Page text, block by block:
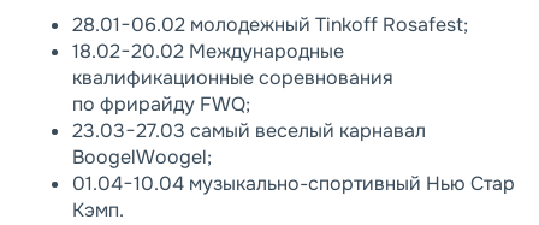
28.01−06.02 молодежный Tinkoff Rosafest;
18.02−20.02 Международные
квалификационные соревнования
по фрирайду FWQ;
23.03−27.03 самый веселый карнавал
BoogelWoogel;
01.04−10.04 музыкально-спортивный Нью Стар
Кэмп.